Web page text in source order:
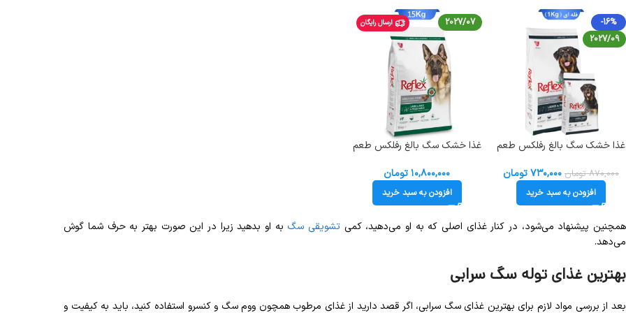
-16%
2027/09
غذا خشک سگ بالغ رفلکس طعم
کیپ فله) Reflex Dog Adult
۸۷۰,۰۰۰ تومان ۷۳۰,۰۰۰تومان
افزودن به سبد خرید
2027/07 ارسال رایگان
غذا خشک سگ بالغ رفلکس طعم
Adult Lamb & Rice &
۱۰,۸۰۰,۰۰۰ تومان
افزودن به سبد خرید
همچنین پیشنهاد می‌شود، در کنار غذای اصلی که به او می‌دهید، کمی تشویقی سگ به او بدهید زیرا در این صورت بهتر به حرف شما گوش
می‌دهد.
بهترین غذای توله سگ سرابی
بعد از بررسی مواد لازم برای بهترین غذای سگ سرابی، اگر قصد دارید از غذای مرطوب همچون ووم سگ و کنسرو استفاده کنید، باید به کیفیت و